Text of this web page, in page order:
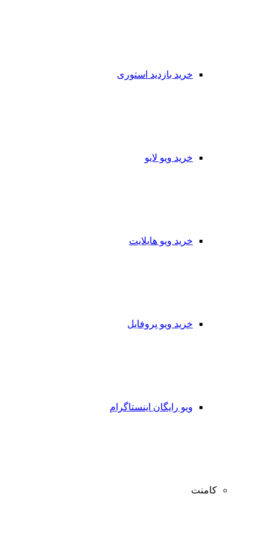
خرید بازدید استوری
خرید ویو لایو
خرید ویو هایلایت
خرید ویو پروفایل
ویو رایگان اینستاگرام
کامنت